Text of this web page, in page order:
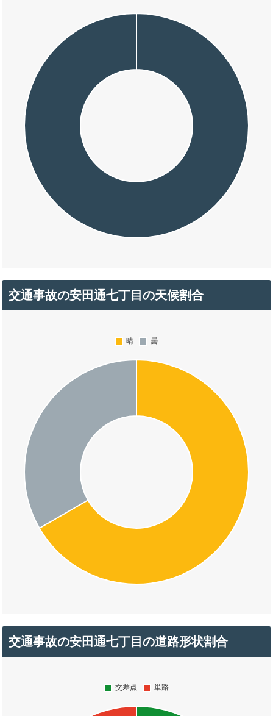
交通事故の安田通七丁目の天候割合
交通事故の安田通七丁目の道路形状割合